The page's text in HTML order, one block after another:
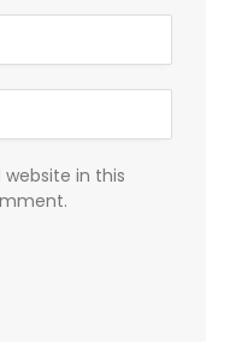
in this